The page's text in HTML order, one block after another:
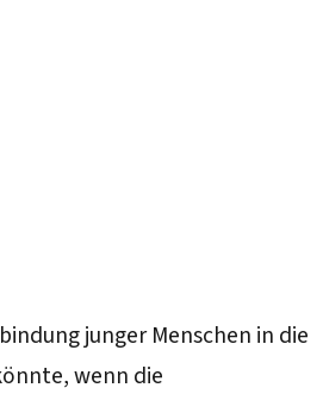
junger Menschen in die
wenn die